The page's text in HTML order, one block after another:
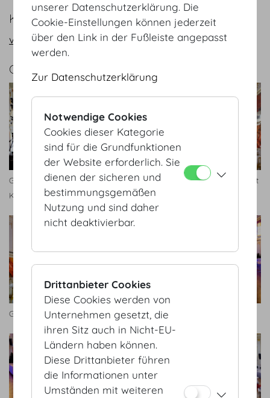
KONTAKT
vienna@hofburg.com
GALERIE
Großer Redoutensaal
Konferenz
Großer Redoutensaal Bankett
Großer Redoutensaal Großer Redoutensaal
unserer Datenschutzerklärung. Die
Cookie-Einstellungen können jederzeit
über den Link in der Fußleiste angepasst
werden.
Zur Datenschutzerklärung
Notwendige Cookies
Cookies dieser Kategorie
sind für die Grundfunktionen
der Website erforderlich. Sie
dienen der sicheren und
bestimmungsgemäßen
Nutzung und sind daher
nicht deaktivierbar.
Drittanbieter Cookies
Diese Cookies werden von
Unternehmen gesetzt, die
ihren Sitz auch in Nicht-EU-
Ländern haben können.
Diese Drittanbieter führen
die Informationen unter
Umständen mit weiteren